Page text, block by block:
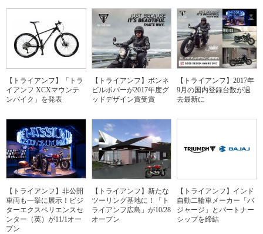
【トライアンフ】「トラ
イアンフ XCXマウンテ
ンバイク」を発表
【トライアンフ】ボンネ
ビルボバーが2017年度グ
ッドデザイン賞受賞
【トライアンフ】2017年
9月の国内登録台数が過
去最新に
【トライアンフ】非公開
車両も一挙に展示！ビジ
ターエクスペリエンスセ
ンター（英）が11/1オー
プン
【トライアンフ】新たな
ツーリング基地に！「ト
ライアンフ広島」が10/28
オープン
【トライアンフ】インド
自動二輪車メーカー「バ
ジャージ」とパートナー
シップを締結